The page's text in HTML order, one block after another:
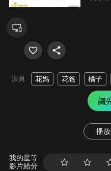
演員 花媽 花爸 橘子
請
播
我的星等
影片給分